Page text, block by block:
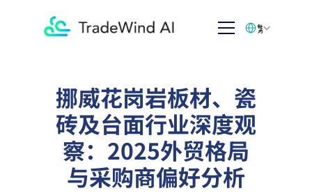
挪威花岗岩板材、瓷
砖及台面行业深度观
察：2025外贸格局
与采购商偏好分析
繁体中文